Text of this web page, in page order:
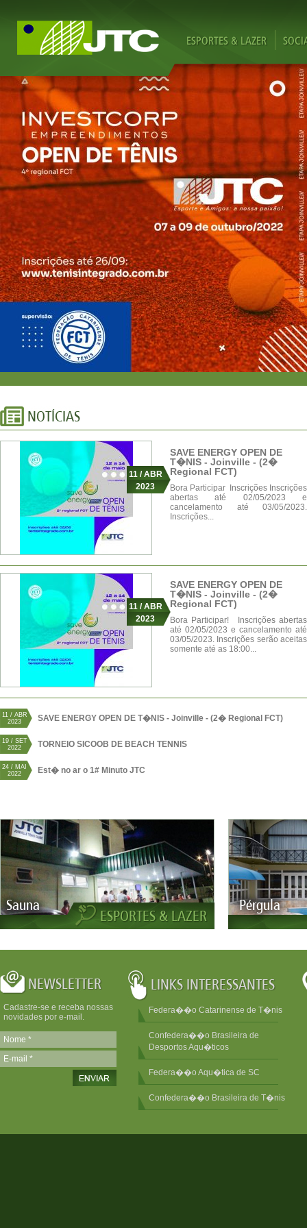
SAVE ENERGY OPEN DE
T�NIS - Joinville - (2�
Regional FCT)
11 / ABR
2023
Bora Participar Inscrições Inscrições
abertas até 02/05/2023 e
cancelamento até 03/05/2023.
Inscrições...
SAVE ENERGY OPEN DE
T�NIS - Joinville - (2�
Regional FCT)
11 / ABR
2023
Bora Participar! Inscrições abertas
até 02/05/2023 e cancelamento até
03/05/2023. Inscrições serão aceitas
somente até as 18:00...
11 / ABR
2023
SAVE ENERGY OPEN DE T�NIS - Joinville - (2� Regional FCT)
19 / SET
2022
TORNEIO SICOOB DE BEACH TENNIS
24 / MAI
2022
Est� no ar o 1# Minuto JTC
Cadastre-se e receba nossas
novidades por e-mail.
Federa��o Catarinense de T�nis
Confedera��o Brasileira de
Desportos Aqu�ticos
Federa��o Aqu�tica de SC
Confedera��o Brasileira de T�nis